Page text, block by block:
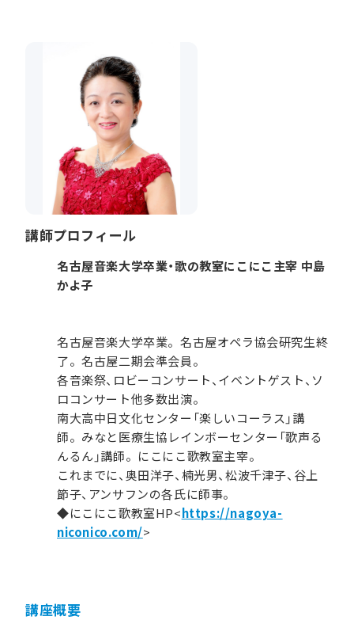
講師プロフィール
名古屋音楽大学卒業・歌の教室にこにこ主宰 中島
かよ子
名古屋音楽大学卒業。名古屋オペラ協会研究生終
了。名古屋二期会準会員。
各音楽祭、ロビーコンサート、イベントゲスト、ソ
ロコンサート他多数出演。
南大高中日文化センター「楽しいコーラス」講
師。みなと医療生協レインボーセンター「歌声る
んるん」講師。にこにこ歌教室主宰。
これまでに、奥田洋子、楠光男、松波千津子、谷上
節子、アンサフンの各氏に師事。
◆にこにこ歌教室HP<https://nagoya-
niconico.com/>
講座概要